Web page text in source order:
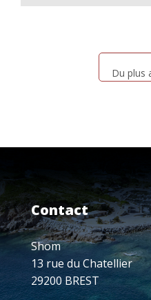
Du plus
Contact
Shom
13 rue du Chatellier
29200 BREST